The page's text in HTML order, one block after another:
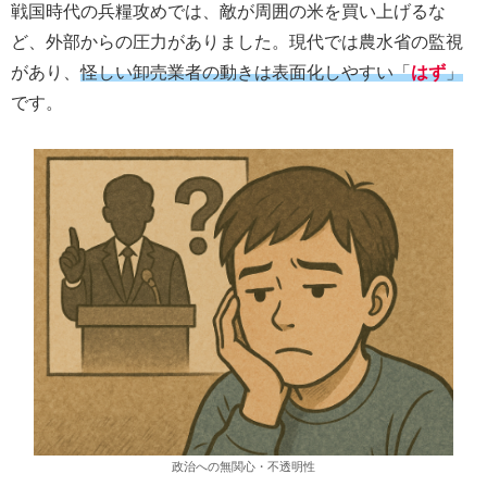
戦国時代の兵糧攻めでは、敵が周囲の米を買い上げるな
ど、外部からの圧力がありました。現代では農水省の監視
があり、怪しい卸売業者の動きは表面化しやすい「はず」
です。
政治への無関心・不透明性